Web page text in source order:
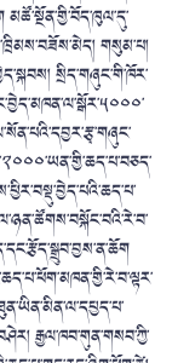
གསུམ་པ།
སྲིད་གཞུང་གི་ཁོར་
རྒྱལ་ཁབ་གུན་གསབ་ཀྱི་